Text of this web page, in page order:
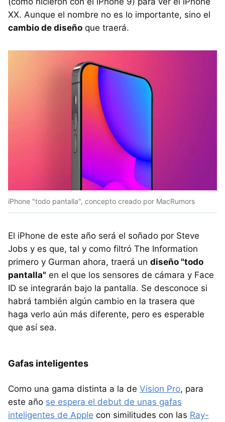
XX. Aunque el nombre no es lo importante, sino el
cambio de diseño que traerá.
iPhone "todo pantalla", concepto creado por MacRumors
El iPhone de este año será el soñado por Steve
Jobs y es que, tal y como filtró The Information
primero y Gurman ahora, traerá un diseño "todo
pantalla" en el que los sensores de cámara y Face
ID se integrarán bajo la pantalla. Se desconoce si
habrá también algún cambio en la trasera que
haga verlo aún más diferente, pero es esperable
que así sea.
Gafas inteligentes
Como una gama distinta a la de Vision Pro, para
este año se espera el debut de unas gafas
inteligentes de Apple con similitudes con las Ray-